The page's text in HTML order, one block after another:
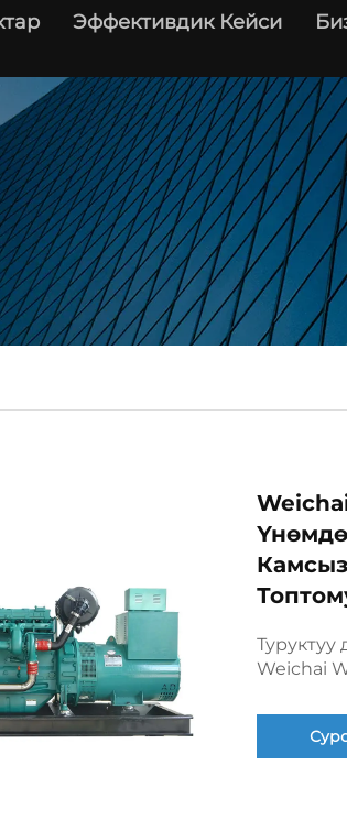
Эффективдик Кейси
Weichai